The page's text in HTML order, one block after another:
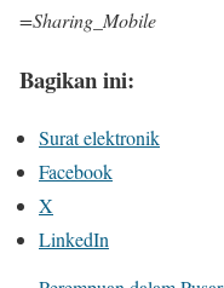
=Sharing_Mobile
Bagikan ini:
Surat elektronik
Facebook
X
LinkedIn